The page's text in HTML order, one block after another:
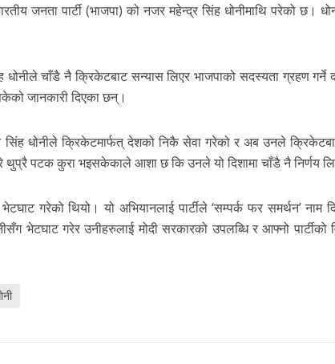
जनता पार्टी (भाजपा) को नजर महेन्द्र सिंह धोनीमाथि परेको छ।
धोनीले चाँडै नै क्रिकेटबाट सन्यास लिएर भाजपाको सदस्यता ग्रहण गर्ने
जानकारी दिएका छन्।
सिंह धोनीले क्रिकेटमार्फत् देशको निकै सेवा गरेको र अब उनले
थुप्रै पटक कुरा भइसकेकाले आशा छ कि उनले यो दिशामा चाँडै नै निर्णय
गरेको थियो। यो अभियानलाई पार्टीले ‘सम्पर्क फर समर्थन’ नाम
भेटघाट गरेर उनीहरुलाई मोदी सरकारको उपलब्धि र आफ्नो पार्टीको